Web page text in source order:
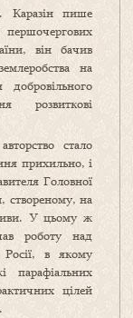
Каразін пише
першочергових
він бачив
на
розвиткові
стало
прихильно, і
Головної
створеному, на
У цьому ж
роботу над
Росії, в якому
парафіальних
цілей